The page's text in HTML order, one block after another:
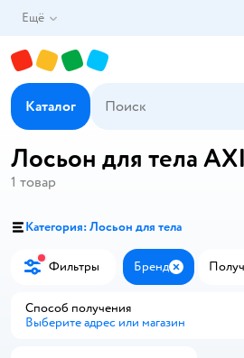
Ещё
Каталог
Лосьон для тела
1 товар
Категория: Лосьон для тела
Фильтры Бренд Закрыть
Способ получения
Выберите адрес или магазин